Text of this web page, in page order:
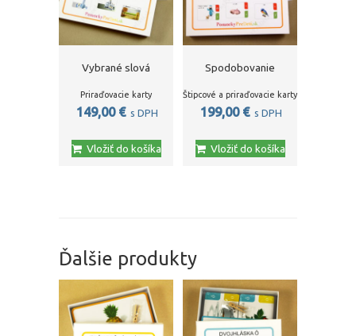
Vybrané slová
Priraďovacie karty
149,00 € s DPH
Vložiť do košíka
Spodobovanie
Štipcové a priraďovacie karty
199,00 € s DPH
Vložiť do košíka
Ďalšie produkty